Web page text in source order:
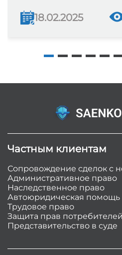
18.02.2025
Частным клиентам
Сопровождение сделок с
Административное право
Наследственное право
Автоюридическая помощь
Трудовое право
Защита прав потребителей
Представительство в суде